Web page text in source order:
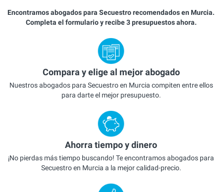
Encontramos abogados para Secuestro recomendados en Murcia.
Completa el formulario y recibe 3 presupuestos ahora.
Compara y elige al mejor abogado
Nuestros abogados para Secuestro en Murcia compiten entre ellos
para darte el mejor presupuesto.
Ahorra tiempo y dinero
¡No pierdas más tiempo buscando! Te encontramos abogados para
Secuestro en Murcia a la mejor calidad-precio.